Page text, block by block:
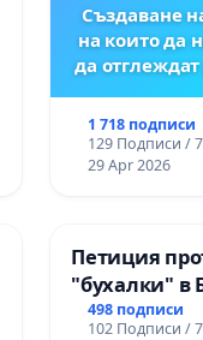
Създаване
на които да
да
1 718 подписи
129 Подписи /
29 Apr 2026
Петиция
"бухалки" в
498 подписи
102 Подписи /